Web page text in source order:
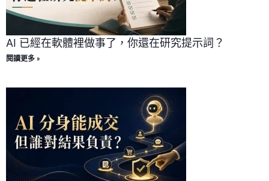
AI 已經在軟體裡做事了，你還在研究提示詞？
閱讀更多 »